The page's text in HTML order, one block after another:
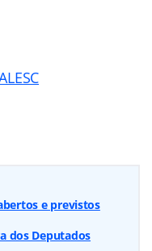
e previstos
dos Deputados